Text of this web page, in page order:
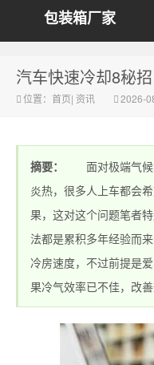
包装箱厂家
汽车快速冷却8秘
位置： 首页| 资讯 2026-
摘要：
面对极端气候
炎热，很多人上车都会
果，这对这个问题笔者
法都是累积多年经验而
冷房速度，不过前提是
果冷气效率已不佳，改